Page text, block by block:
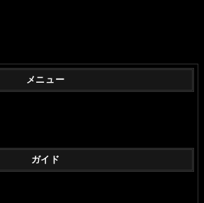
メニュー
ガイド